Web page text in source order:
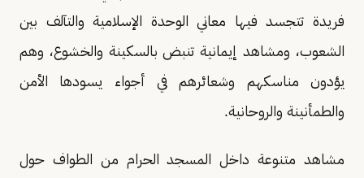
فريدة تتجسد فيها معاني الوحدة الإسلامية والتآلف بين
الشعوب، ومشاهد إيمانية تنبض بالسكينة والخشوع، وهم
يؤدون مناسكهم وشعائرهم في أجواء يسودها الأمن
والطمأنينة والروحانية.
مشاهد متنوعة داخل المسجد الحرام من الطواف حول